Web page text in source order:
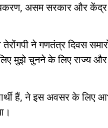
असम सरकार और
ने गणतंत्र दिवस
मुझे चुनने के लिए राज्य
हैं, ने इस अवसर के लिए